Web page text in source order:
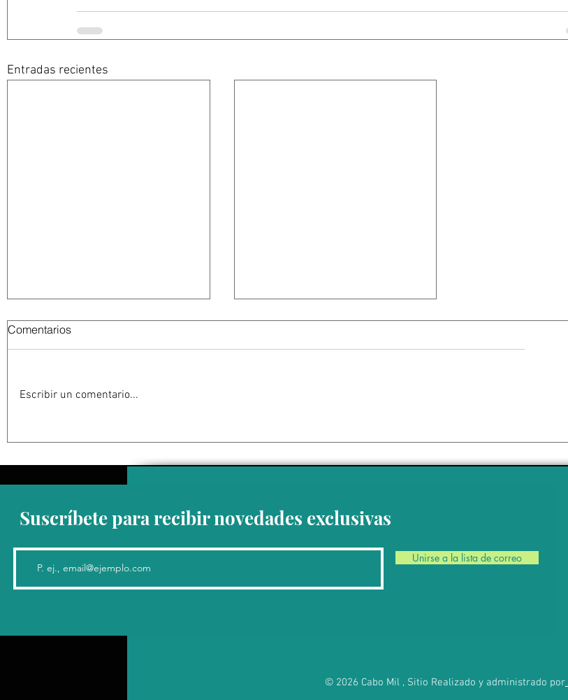
Entradas recientes
2024 es inconstitucional
de noviembre
Comentarios
Escribir un comentario...
Suscríbete para recibir novedades exclusivas
Unirse a la lista de correo
© 2026 Cabo Mil , Sitio Realizado y administrado por